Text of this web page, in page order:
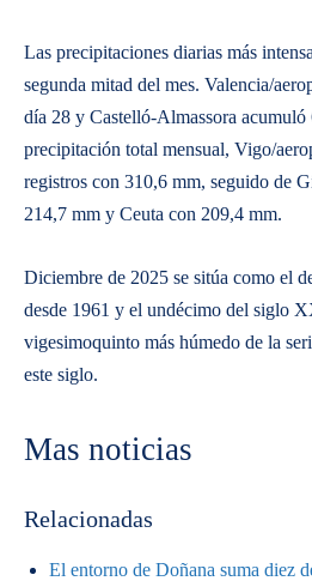
Las precipitaciones diarias más
segunda mitad del mes. Valencia/
día 28 y Castelló-Almassora
precipitación total mensual, Vigo/
registros con 310,6 mm, seguido de
214,7 mm y Ceuta con 209,4 mm.
Diciembre de 2025 se sitúa como el
desde 1961 y el undécimo del siglo
vigesimoquinto más húmedo de la
este siglo.
Mas noticias
Relacionadas
El entorno de Doñana suma diez